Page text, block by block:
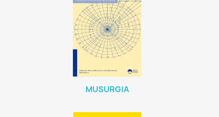
MUSURGIA